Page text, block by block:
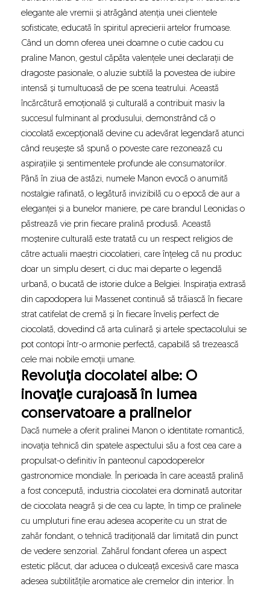
elegante ale vremii și atrăgând atenția unei clientele
sofisticate, educată în spiritul aprecierii artelor frumoase.
Când un domn oferea unei doamne o cutie cadou cu
praline Manon, gestul căpăta valențele unei declarații de
dragoste pasionale, o aluzie subtilă la povestea de iubire
intensă și tumultuoasă de pe scena teatrului. Această
încărcătură emoțională și culturală a contribuit masiv la
succesul fulminant al produsului, demonstrând că o
ciocolată excepțională devine cu adevărat legendară atunci
când reușește să spună o poveste care rezonează cu
aspirațiile și sentimentele profunde ale consumatorilor.
Până în ziua de astăzi, numele Manon evocă o anumită
nostalgie rafinată, o legătură invizibilă cu o epocă de aur a
eleganței și a bunelor maniere, pe care brandul Leonidas o
păstrează vie prin fiecare pralină produsă. Această
moștenire culturală este tratată cu un respect religios de
către actualii maeștri ciocolatieri, care înțeleg că nu produc
doar un simplu desert, ci duc mai departe o legendă
urbană, o bucată de istorie dulce a Belgiei. Inspirația extrasă
din capodopera lui Massenet continuă să trăiască în fiecare
strat catifelat de cremă și în fiecare înveliș perfect de
ciocolată, dovedind că arta culinară și artele spectacolului se
pot contopi într-o armonie perfectă, capabilă să trezească
cele mai nobile emoții umane.
Revoluția ciocolatei albe: O
inovație curajoasă în lumea
conservatoare a pralinelor
Dacă numele a oferit pralinei Manon o identitate romantică,
inovația tehnică din spatele aspectului său a fost cea care a
propulsat-o definitiv în panteonul capodoperelor
gastronomice mondiale. În perioada în care această pralină
a fost concepută, industria ciocolatei era dominată autoritar
de ciocolata neagră și de cea cu lapte, în timp ce pralinele
cu umpluturi fine erau adesea acoperite cu un strat de
zahăr fondant, o tehnică tradițională dar limitată din punct
de vedere senzorial. Zahărul fondant oferea un aspect
estetic plăcut, dar aducea o dulceață excesivă care masca
adesea subtilitățile aromatice ale cremelor din interior. În